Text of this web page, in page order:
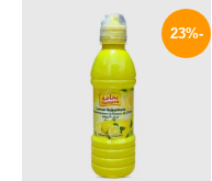
-23%
الأصلي الحالي
هو:
69 EGP.